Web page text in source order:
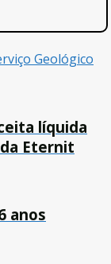
Geológico
líquida
Eternit
anos